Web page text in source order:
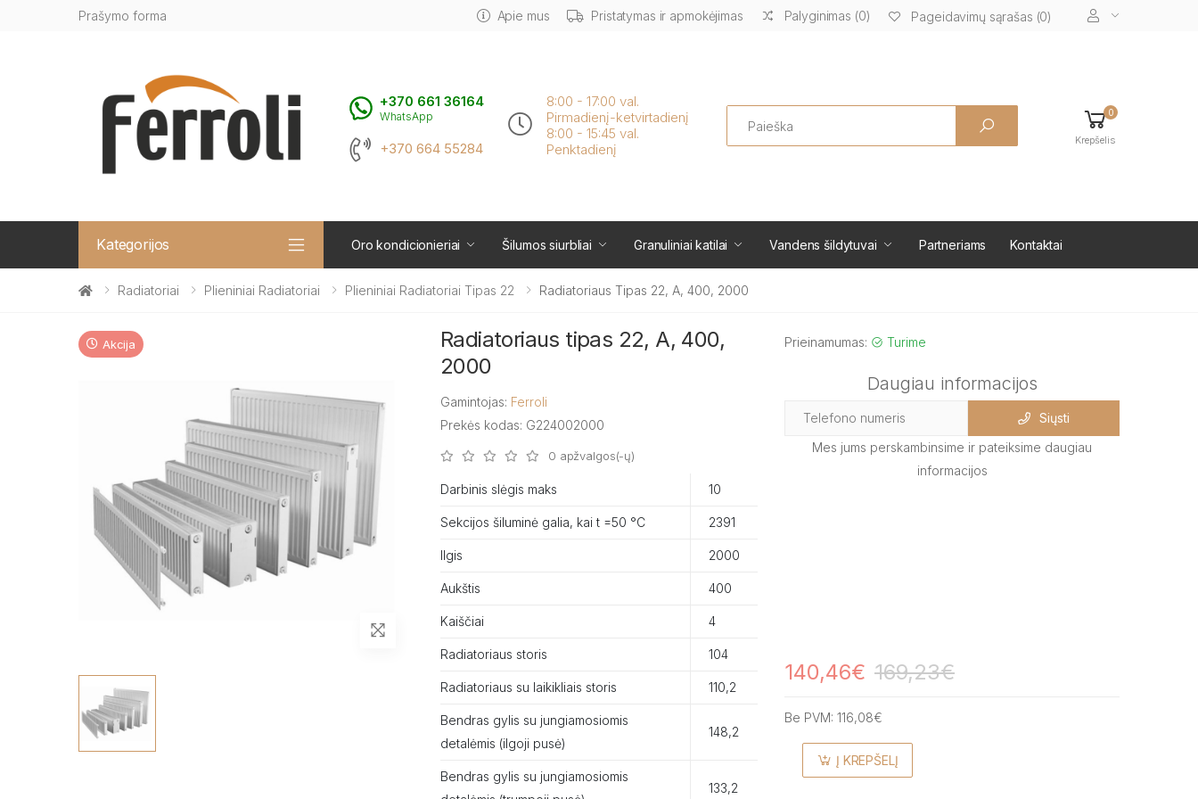
Prašymo forma Apie mus Pristatymas ir apmokėjimas Palyginimas (0) Pageidavimų sąrašas (0)
+370 661 36164
WhatsApp
+370 664 55284
8:00 - 17:00 val.
Pirmadienį-ketvirtadienį
8:00 - 15:45 val.
Penktadienį
Search 0
Krepšelis
Kategorijos Oro kondicionieriai Šilumos siurbliai Granuliniai katilai Vandens šildytuvai Partneriams Kontaktai
Radiatoriai Plieniniai Radiatoriai Plieniniai Radiatoriai Tipas 22 Radiatoriaus Tipas 22, A, 400, 2000
Akcija
Radiatoriaus tipas 22, A, 400,
2000
Gamintojas: Ferroli
Prekės kodas: G224002000
0 apžvalgos(-ų)
Darbinis slėgis maks 10
Sekcijos šiluminė galia, kai t =50 °C 2391
Ilgis 2000
Aukštis 400
Kaiščiai 4
Radiatoriaus storis 104
Radiatoriaus su laikikliais storis 110,2
Bendras gylis su jungiamosiomis
detalėmis (ilgoji pusė)
148,2
Bendras gylis su jungiamosiomis
133,2
Prieinamumas: Turime
Daugiau informacijos
Siųsti
Mes jums perskambinsime ir pateiksime daugiau
informacijos
140,46€ 169,23€
Be PVM: 116,08€
Į KREPŠELĮ